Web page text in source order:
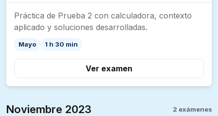
Práctica de Prueba 2 con calculadora, contexto
aplicado y soluciones desarrolladas.
Mayo 1 h 30 min
Ver examen
Noviembre 2023 2 exámenes